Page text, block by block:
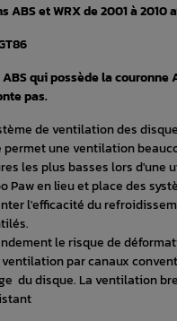
ABS et WRX de 2001 à 2010
ABS qui possède la
pas.
de ventilation des
permet une ventilation
les plus basses lors d'une
Paw en lieu et place des
l'efficacité du
le risque de
par canaux
du disque. La ventilation